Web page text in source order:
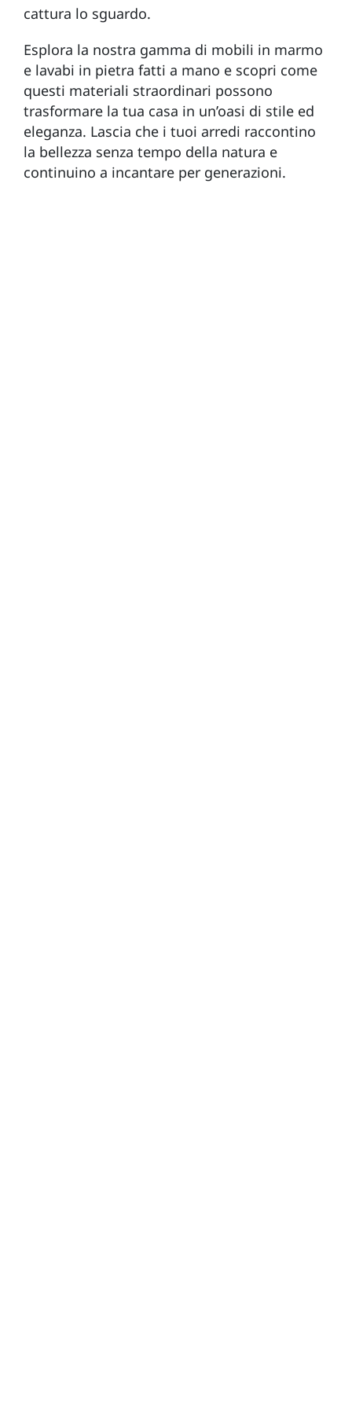
cattura lo sguardo.
Esplora la nostra gamma di mobili in marmo
e lavabi in pietra fatti a mano e scopri come
questi materiali straordinari possono
trasformare la tua casa in un’oasi di stile ed
eleganza. Lascia che i tuoi arredi raccontino
la bellezza senza tempo della natura e
continuino a incantare per generazioni.